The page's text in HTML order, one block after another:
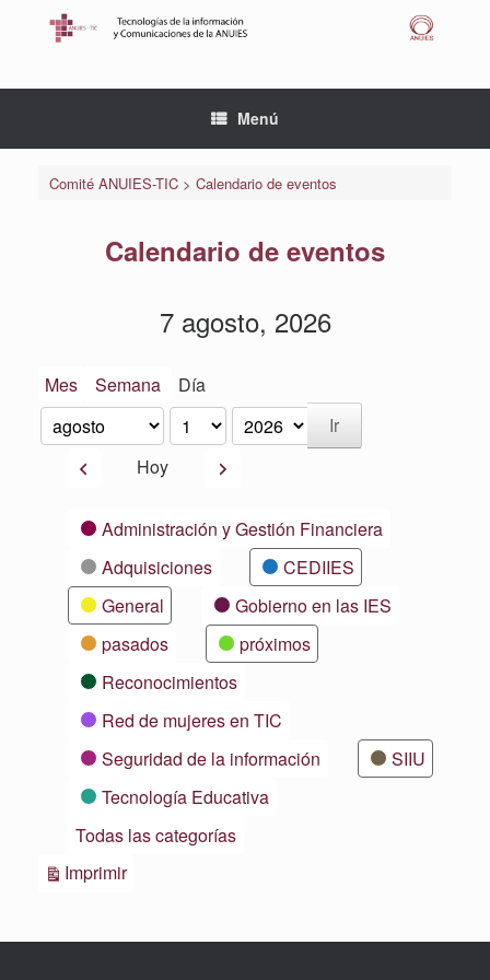
Menú
Comité ANUIES-TIC> Calendario de eventos
Calendario de eventos
7 agosto, 2026
Mes Semana Día
Mes
Día
Año
AnteriorHoy Siguiente
CategoríasAdministración y Gestión Financiera
Adquisiciones
CEDIIES
General
Gobierno en las IES
pasados
próximos
Reconocimientos
Red de mujeres en TIC
Seguridad de la información
SIIU
Tecnología Educativa
Todas las categorías
ImprimirVistas